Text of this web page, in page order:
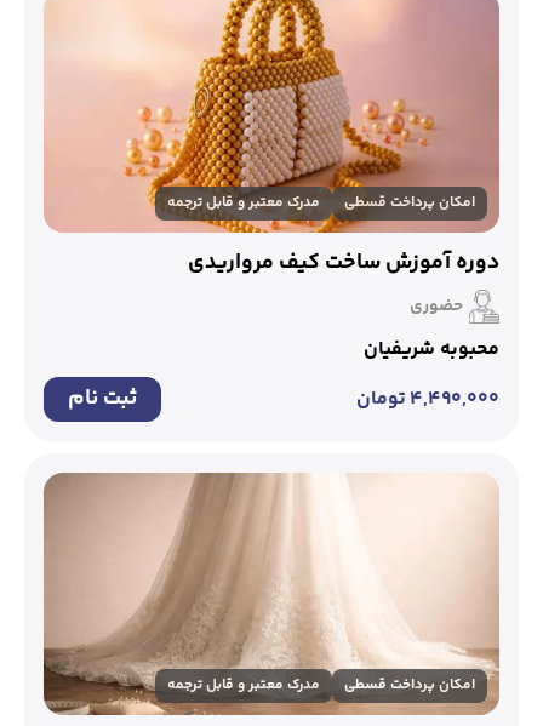
امکان پرداخت قسطی مدرک معتبر و قابل ترجمه
دوره آموزش ساخت کیف مرواریدی
حضوری
محبوبه شریفیان
۴,۴۹۰,۰۰۰ تومان ثبت نام
امکان پرداخت قسطی مدرک معتبر و قابل ترجمه